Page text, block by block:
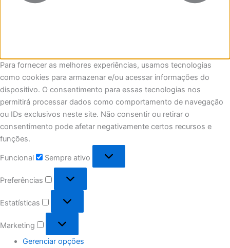
Para fornecer as melhores experiências, usamos tecnologias
como cookies para armazenar e/ou acessar informações do
dispositivo. O consentimento para essas tecnologias nos
permitirá processar dados como comportamento de navegação
ou IDs exclusivos neste site. Não consentir ou retirar o
consentimento pode afetar negativamente certos recursos e
funções.
Funcional Sempre ativo
Preferências
Estatísticas
Marketing
Gerenciar opções